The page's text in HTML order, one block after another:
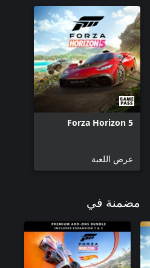
Forza Horizon 5
عرض اللعبة
مضمنة في